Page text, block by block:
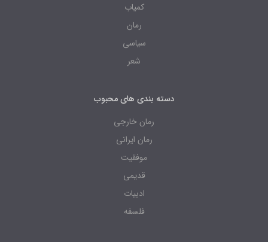
کمیاب
رمان
سیاسی
شعر
دسته بندی های محبوب
رمان خارجی
رمان ایرانی
موفقیت
قدیمی
ادبیات
فلسفه